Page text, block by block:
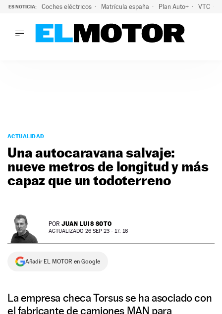
ES NOTICIA: Coches eléctricos Matrícula españa Plan Auto+ VTC
PODCAST
MOTOS
TECNOLOGÍA
MOTORTV
SERVICIOS
NEWSLETTER
SÍGUENOS
ACTUALIDAD
Una autocaravana salvaje:
nueve metros de longitud y más
capaz que un todoterreno
POR JUAN LUIS SOTO
ACTUALIZADO 26 SEP 23 - 17: 16
Añadir EL MOTOR en Google
La empresa checa Torsus se ha asociado con
el fabricante de camiones MAN para